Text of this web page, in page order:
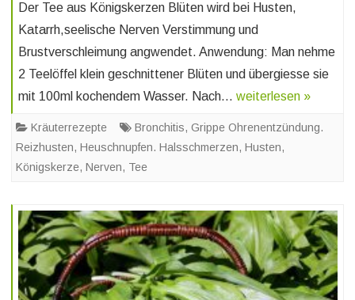
Der Tee aus Königskerzen Blüten wird bei Husten,
Katarrh,seelische Nerven Verstimmung und
Brustverschleimung angwendet. Anwendung: Man nehme
2 Teelöffel klein geschnittener Blüten und übergiesse sie
mit 100ml kochendem Wasser. Nach… weiterlesen »
Kräuterrezepte Bronchitis, Grippe Ohrenentzündung.
Reizhusten, Heuschnupfen. Halsschmerzen, Husten,
Königskerze, Nerven, Tee